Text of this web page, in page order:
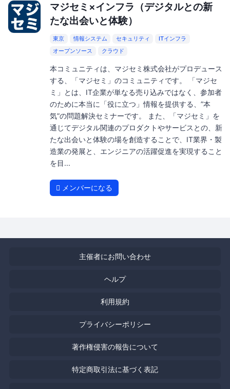
マジセミ×インフラ（デジタルとの新
たな出会いと体験）
東京 情報システム セキュリティ
ITインフラ
オープンソース
クラウド
本コミュニティは、マジセミ株式会社がプロデュース
する、「マジセミ」のコミュニティです。 「マジセ
ミ」とは、IT企業が単なる売り込みではなく、参加者
のために本当に「役に立つ」情報を提供する、”本
気”の問題解決セミナーです。 また、「マジセミ」を
通じてデジタル関連のプロダクトやサービスとの、新
たな出会いと体験の場を創造することで、IT業界・製
造業の発展と、エンジニアの活躍促進を実現すること
を目...
メンバーになる
主催者にお問い合わせ
ヘルプ
利用規約
プライバシーポリシー
著作権侵害の報告について
特定商取引法に基づく表記